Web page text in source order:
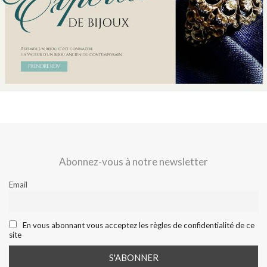
Abonnez-vous à notre newsletter
Email
En vous abonnant vous acceptez les règles de confidentialité de ce
site